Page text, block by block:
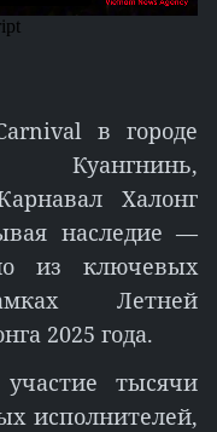
в городе
Куангнинь,
Халонг
наследие —
из ключевых
Летней
2025 года.
тысячи
исполнителей,